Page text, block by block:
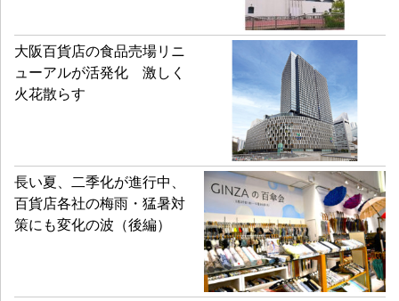
大阪百貨店の食品売場リニ
ューアルが活発化 激しく
火花散らす
長い夏、二季化が進行中、
百貨店各社の梅雨・猛暑対
策にも変化の波（後編）